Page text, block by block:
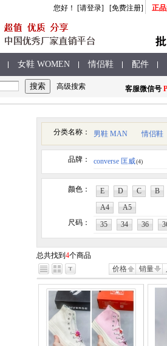
您好 ！ [请登录] [免费注册] 正
女鞋 WOMEN 情侣鞋 配件
高级搜索 客服微信号
分类名称： 男鞋 MAN 情侣鞋
品牌： converse 匡威(4)
颜色： E D C
B
A4
A5
尺码：
35 34 36
总共找到 4个商品
价格
销量